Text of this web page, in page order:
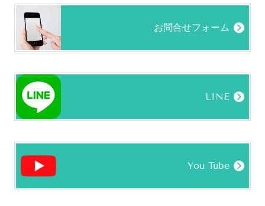
お問合せフォーム
LINE
You Tube